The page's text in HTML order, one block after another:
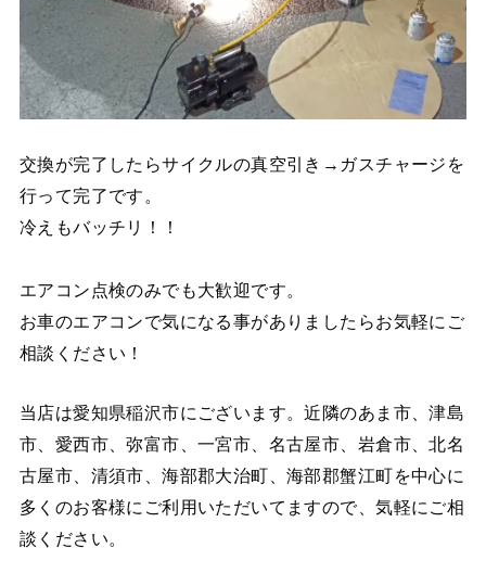
交換が完了したらサイクルの真空引き→ガスチャージを
行って完了です。
冷えもバッチリ！！
エアコン点検のみでも大歓迎です。
お車のエアコンで気になる事がありましたらお気軽にご
相談ください！
当店は愛知県稲沢市にございます。近隣のあま市、津島
市、愛西市、弥富市、一宮市、名古屋市、岩倉市、北名
古屋市、清須市、海部郡大治町、海部郡蟹江町を中心に
多くのお客様にご利用いただいてますので、気軽にご相
談ください。